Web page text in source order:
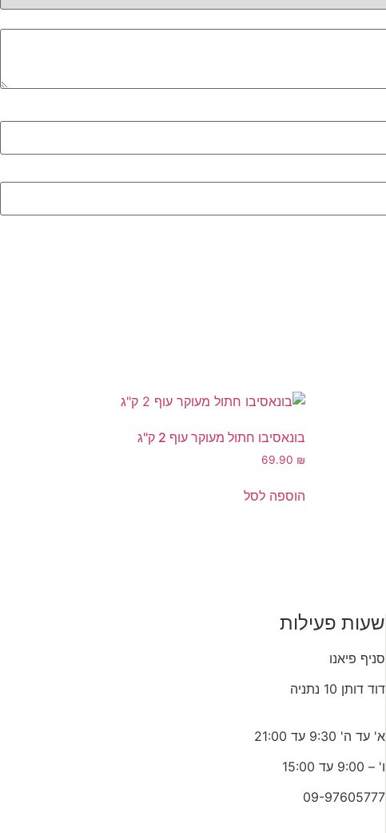
בונאסיבו חתול מעוקר עוף 2 ק"ג
69.90 ₪
הוספה לסל
שעות פעילות
סניף פיאנו
דוד דותן 10 נתניה
א' עד ה' 9:30 עד 21:00
ו' – 9:00 עד 15:00
09-97605777